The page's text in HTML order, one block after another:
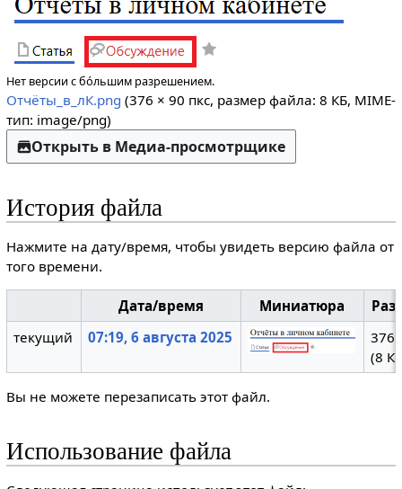
Нет версии с бо́льшим разрешением.
Отчёты_в_лК.png (376 × 90 пкс, размер файла: 8 КБ, MIME-
тип: image/png)
Открыть в Медиа-просмотрщике
История файла
Нажмите на дату/время, чтобы увидеть версию файла от
того времени.
Дата/время Миниатюра
текущий
07:19, 6 августа 2025
376
(8
Вы не можете перезаписать этот файл.
Использование файла